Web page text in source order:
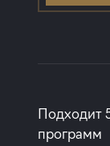
Подходит
программ